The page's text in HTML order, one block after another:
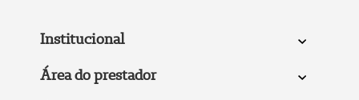
Institucional
Área do prestador